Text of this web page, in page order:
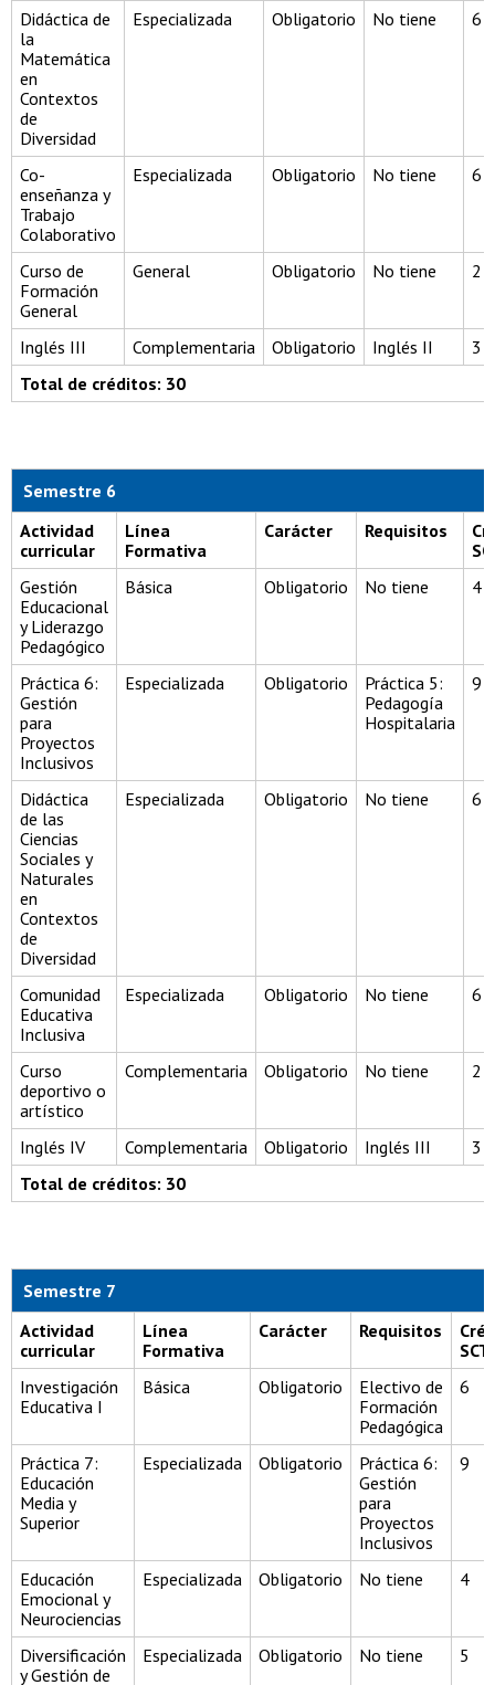
Didáctica de
la
Matemática
en
Contextos
de
Diversidad
Especializada Obligatorio No tiene 6
Co-
enseñanza y
Trabajo
Colaborativo
Especializada Obligatorio No tiene 6
Curso de
Formación
General
General Obligatorio No tiene 2
Inglés III Complementaria Obligatorio Inglés II
3
Total de créditos: 30
Semestre 6
Actividad
curricular
Línea
Formativa
Carácter Requisitos
Gestión
Educacional
y Liderazgo
Pedagógico
Básica Obligatorio No tiene 4
Práctica 6:
Gestión
para
Proyectos
Inclusivos
Especializada Obligatorio
Práctica 5:
Pedagogía
Hospitalaria
9
Didáctica
de las
Ciencias
Sociales y
Naturales
en
Contextos
de
Diversidad
Especializada Obligatorio No tiene 6
Comunidad
Educativa
Inclusiva
Especializada Obligatorio No tiene 6
Curso
deportivo o
artístico
Complementaria Obligatorio No tiene 2
Inglés IV Complementaria Obligatorio Inglés III
3
Total de créditos: 30
Semestre 7
Actividad
curricular
Línea
Formativa
Carácter Requisitos
SCT
Investigación
Educativa I
Básica Obligatorio
Electivo de
Formación
Pedagógica
6
Práctica 7:
Educación
Media y
Superior
Especializada Obligatorio
Práctica 6:
Gestión
para
Proyectos
Inclusivos
9
Educación
Emocional y
Neurociencias
Especializada Obligatorio No tiene 4
Diversificación
y Gestión de
Especializada Obligatorio No tiene 5